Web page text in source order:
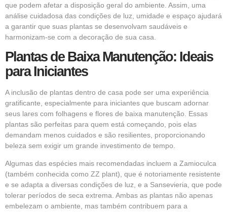
que podem afetar a disposição geral do ambiente. Assim, uma
análise cuidadosa das condições de luz, umidade e espaço ajudará
a garantir que suas plantas se desenvolvam saudáveis e
harmonizam-se com a decoração de sua casa.
Plantas de Baixa Manutenção: Ideais
para Iniciantes
A inclusão de plantas dentro de casa pode ser uma experiência
gratificante, especialmente para iniciantes que buscam adornar
seus lares com folhagens e flores de baixa manutenção. Essas
plantas são perfeitas para quem está começando, pois elas
demandam menos cuidados e são resilientes, proporcionando
beleza sem exigir um grande investimento de tempo.
Algumas das espécies mais recomendadas incluem a Zamioculca
(também conhecida como ZZ plant), que é notoriamente resistente
e se adapta a diversas condições de luz, e a Sansevieria, que pode
tolerar períodos de seca extrema. Ambas as plantas não apenas
embelezam o ambiente, mas também contribuem para a